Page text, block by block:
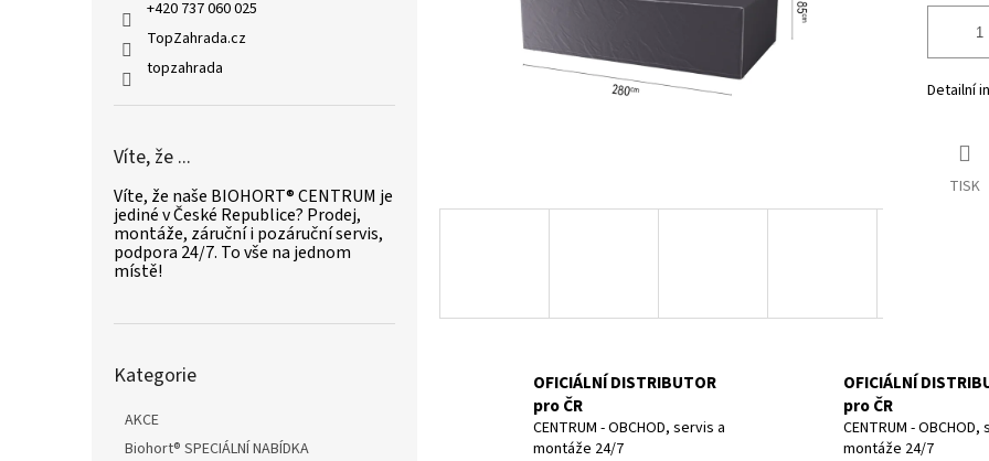
+420 737 060 025
TopZahrada.cz
topzahrada
Víte, že ...
Víte, že naše BIOHORT® CENTRUM je
jediné v České Republice? Prodej,
montáže, záruční i pozáruční servis,
podpora 24/7. To vše na jednom
místě!
kategorie
Kategorie
AKCE
Biohort® SPECIÁLNÍ NABÍDKA
Detailní
TISK
OFICIÁLNÍ DISTRIBUTOR
pro ČR
CENTRUM - OBCHOD, servis a
montáže 24/7
OFICIÁLNÍ
pro ČR
CENTRUM -
montáže 24/7